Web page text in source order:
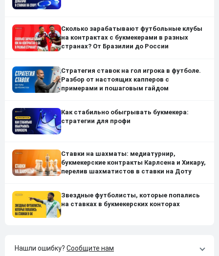
Сколько зарабатывают футбольные клубы
на контрактах с букмекерами в разных
странах? От Бразилии до России
Стратегия ставок на гол игрока в футболе.
Разбор от настоящих капперов с
примерами и пошаговым гайдом
Как стабильно обыгрывать букмекера:
стратегии для профи
Ставки на шахматы: медиатурнир,
букмекерские контракты Карлсена и Хикару,
перелив шахматистов в ставки на Доту
Звездные футболисты, которые попались
на ставках в букмекерских конторах
Нашли ошибку? Сообщите нам